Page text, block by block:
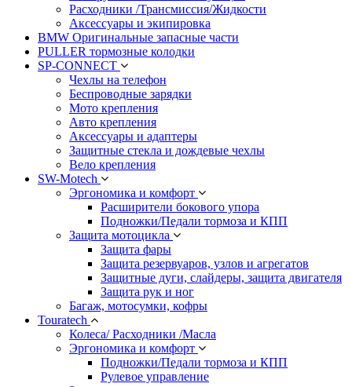
Расходники /Трансмиссия/Жидкости
Аксессуары и экипировка
BMW Оригинальные запасные части
PULLER тормозные колодки
SP-CONNECT
Чехлы на телефон
Беспроводные зарядки
Мото крепления
Авто крепления
Аксессуары и адаптеры
Защитные стекла и дождевые чехлы
Вело крепления
SW-Motech
Эргономика и комфорт
Расширители бокового упора
Подножки/Педали тормоза и КПП
Защита мотоцикла
Защита фары
Защита резервуаров, узлов и агрегатов
Защитные дуги, слайдеры, защита двигателя
Защита рук и ног
Багаж, мотосумки, кофры
Touratech
Колеса/ Расходники /Масла
Эргономика и комфорт
Подножки/Педали тормоза и КПП
Рулевое управление